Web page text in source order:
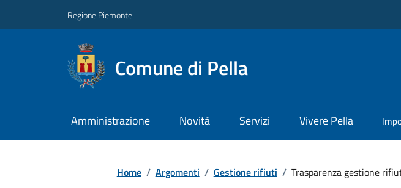
Regione Piemonte
Comune di Pella
Amministrazione Novità Servizi Vivere Pella
Home / Argomenti / Gestione rifiuti / Trasparenza gestione